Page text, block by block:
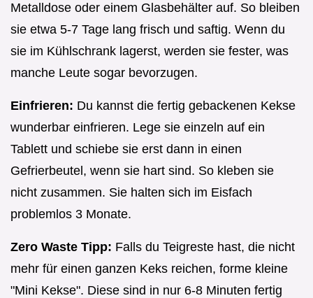
Metalldose oder einem Glasbehälter auf. So bleiben
sie etwa 5-7 Tage lang frisch und saftig. Wenn du
sie im Kühlschrank lagerst, werden sie fester, was
manche Leute sogar bevorzugen.
Einfrieren: Du kannst die fertig gebackenen Kekse
wunderbar einfrieren. Lege sie einzeln auf ein
Tablett und schiebe sie erst dann in einen
Gefrierbeutel, wenn sie hart sind. So kleben sie
nicht zusammen. Sie halten sich im Eisfach
problemlos 3 Monate.
Zero Waste Tipp: Falls du Teigreste hast, die nicht
mehr für einen ganzen Keks reichen, forme kleine
"Mini Kekse". Diese sind in nur 6-8 Minuten fertig